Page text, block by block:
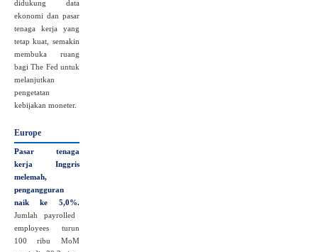
didukung data
ekonomi dan pasar
tenaga kerja yang
tetap kuat, semakin
membuka ruang
bagi The Fed untuk
melanjutkan
pengetatan
kebijakan moneter.
Europe
Pasar tenaga
kerja Inggris
melemah,
pengangguran
naik ke 5,0%.
Jumlah payrolled
employees turun
100 ribu MoM